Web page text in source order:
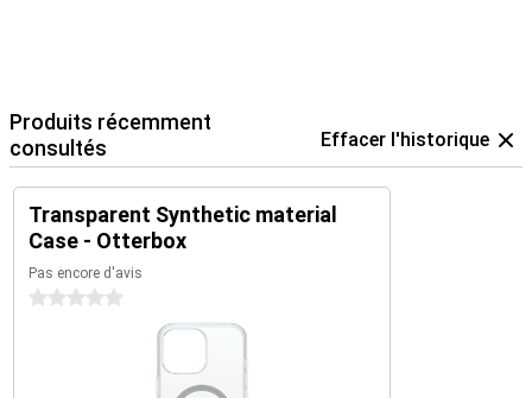
Produits récemment
consultés
Effacer l'historique
Transparent Synthetic material
Case - Otterbox
Pas encore d'avis
0 étoiles